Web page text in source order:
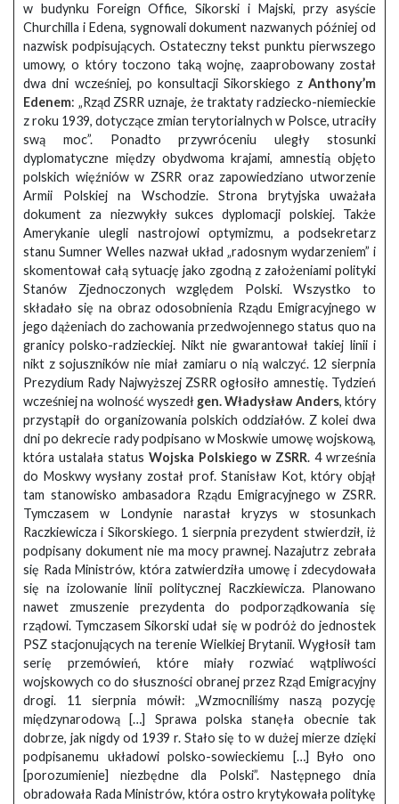
w budynku Foreign Office, Sikorski i Majski, przy asyście
Churchilla i Edena, sygnowali dokument nazwanych później od
nazwisk podpisujących. Ostateczny tekst punktu pierwszego
umowy, o który toczono taką wojnę, zaaprobowany został
dwa dni wcześniej, po konsultacji Sikorskiego z Anthony’m
Edenem: „Rząd ZSRR uznaje, że traktaty radziecko-niemieckie
z roku 1939, dotyczące zmian terytorialnych w Polsce, utraciły
swą moc”. Ponadto przywróceniu uległy stosunki
dyplomatyczne między obydwoma krajami, amnestią objęto
polskich więźniów w ZSRR oraz zapowiedziano utworzenie
Armii Polskiej na Wschodzie. Strona brytyjska uważała
dokument za niezwykły sukces dyplomacji polskiej. Także
Amerykanie ulegli nastrojowi optymizmu, a podsekretarz
stanu Sumner Welles nazwał układ „radosnym wydarzeniem” i
skomentował całą sytuację jako zgodną z założeniami polityki
Stanów Zjednoczonych względem Polski. Wszystko to
składało się na obraz odosobnienia Rządu Emigracyjnego w
jego dążeniach do zachowania przedwojennego status quo na
granicy polsko-radzieckiej. Nikt nie gwarantował takiej linii i
nikt z sojuszników nie miał zamiaru o nią walczyć. 12 sierpnia
Prezydium Rady Najwyższej ZSRR ogłosiło amnestię. Tydzień
wcześniej na wolność wyszedł gen. Władysław Anders, który
przystąpił do organizowania polskich oddziałów. Z kolei dwa
dni po dekrecie rady podpisano w Moskwie umowę wojskową,
która ustalała status Wojska Polskiego w ZSRR. 4 września
do Moskwy wysłany został prof. Stanisław Kot, który objął
tam stanowisko ambasadora Rządu Emigracyjnego w ZSRR.
Tymczasem w Londynie narastał kryzys w stosunkach
Raczkiewicza i Sikorskiego. 1 sierpnia prezydent stwierdził, iż
podpisany dokument nie ma mocy prawnej. Nazajutrz zebrała
się Rada Ministrów, która zatwierdziła umowę i zdecydowała
się na izolowanie linii politycznej Raczkiewicza. Planowano
nawet zmuszenie prezydenta do podporządkowania się
rządowi. Tymczasem Sikorski udał się w podróż do jednostek
PSZ stacjonujących na terenie Wielkiej Brytanii. Wygłosił tam
serię przemówień, które miały rozwiać wątpliwości
wojskowych co do słuszności obranej przez Rząd Emigracyjny
drogi. 11 sierpnia mówił: „Wzmocniliśmy naszą pozycję
międzynarodową […] Sprawa polska stanęła obecnie tak
dobrze, jak nigdy od 1939 r. Stało się to w dużej mierze dzięki
podpisanemu układowi polsko-sowieckiemu […] Było ono
[porozumienie] niezbędne dla Polski”. Następnego dnia
obradowała Rada Ministrów, która ostro krytykowała politykę